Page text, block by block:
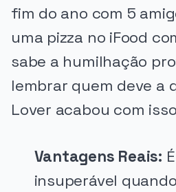
fim do ano com 5
uma pizza no iFood
sabe a humilhação
lembrar quem deve a
Lover acabou com
Vantagens Reais:
insuperável